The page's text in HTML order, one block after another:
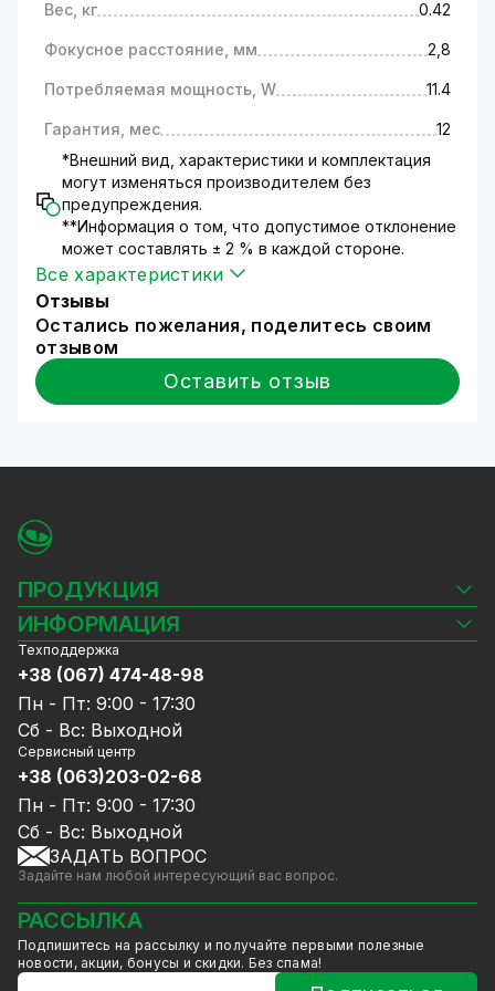
денежными купюрами в банках, магазинах и
контроль прихода и ухода сотрудников на
работу и многое другое.
Для самостоятельной установки Вам
доступны краткая
инструкции по
установке оборудования. Но мы настоятельно
рекомендуем для установки нашего
оборудования обратиться к специалистам.
Технические характеристики
Камера видеонаблюдения работает на
основе матрицы 1/2.8 SONY Starvis Back-
illuminated CMOS Sensor;
Процессор - HI3516E V300I;
Разрешение изображения (2592x1944);
Объектив фиксированный с фокусом 2.8 мм;
Светочувствительность камеры - 0.001 Lux;
метров;
iPhone и Android;
Гарантии и доставка
Доставка товара осуществляется по всей
территории Украины в срок от 1 до 5 рабочих
дней. Гарантия 12 мес.
Возврат и обмен товара производится в
соответствии с Законом Украины "О защите
прав потребителя".
Вес, кг 0.42
Фокусное расстояние, мм 2,8
Потребляемая мощность, W 11.4
Гарантия, мес
12
*Внешний вид, характеристики и комплектация
могут изменяться производителем без
предупреждения.
**Информация о том, что допустимое отклонение
может составлять ± 2 % в каждой стороне.
Все характеристики
Отзывы
Остались пожелания, поделитесь своим
отзывом
Оставить отзыв
ПРОДУКЦИЯ
Камеры видеонаблюдения
Видеорегистраторы
Комплекты видеонаблюдения
СКУД
Источники питания
Сетевое оборудование
Ноутбуки и компьютеры
Аксессуары
Акции
Уцененный товар
GreenVision скидки
Мерч от GreenVision
Товары для дома
Товары снятые с производства
ИНФОРМАЦИЯ
Блог
Доставка и оплата
Гарантия и Сервисное обслуживание
Политика конфиденциальности
Договор публичной оферты
Сотрудничество
Услуги
Калькулятор расчёта объёма HDD
Техподдержка
+38 (067) 474-48-98
Пн - Пт: 9:00 - 17:30
Сб - Вс: Выходной
Сервисный центр
+38 (063)203-02-68
Пн - Пт: 9:00 - 17:30
Сб - Вс: Выходной
ЗАДАТЬ ВОПРОС
Задайте нам любой интересующий вас вопрос.
РАССЫЛКА
Подпишитесь на рассылку и получайте первыми полезные
новости, акции, бонусы и скидки. Без спама!